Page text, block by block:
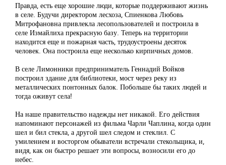
Правда, есть еще хорошие люди, которые поддерживают жизнь
в селе. Будучи директором лесхоза, Спиенкова Любовь
Митрофановна привлекла лесопользователей и построила в
селе Измайлиха прекрасную базу. Теперь на территории
находится еще и пожарная часть, трудоустроены десяток
человек. Она построила еще несколько кирпичных домов.
В селе Лимонники предприниматель Геннадий Войков
построил здание для библиотеки, мост через реку из
металлических понтонных балок. Побольше бы таких людей и
тогда оживут села!
На наше правительство надежды нет никакой. Его действия
напоминают персонажей из фильма Чарли Чаплина, когда один
шел и бил стекла, а другой шел следом и стеклил. С
умилением и восторгом обыватели встречали стекольщика, и,
видя, как он быстро решает эти вопросы, возносили его до
небес.